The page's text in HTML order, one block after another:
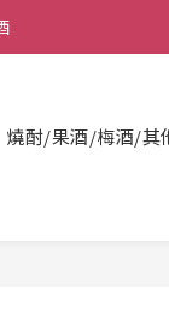
豐凍運派送。
燒酎/果酒/梅酒/其